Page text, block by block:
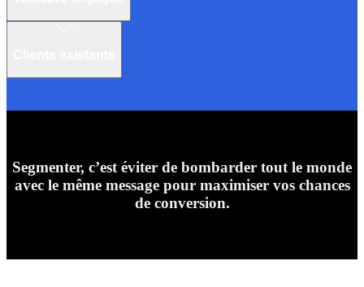
Il s'agit des visiteurs qui ont passé du temps sur vos pages produits
complémentaires.
Segmenter, c’est éviter de bombarder tout le monde
avec le même message pour maximiser vos chances
de conversion.